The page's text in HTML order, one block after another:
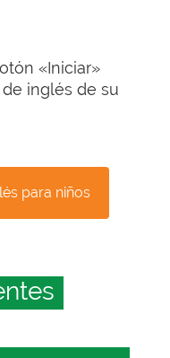
«Iniciar»
inglés de su
para niños